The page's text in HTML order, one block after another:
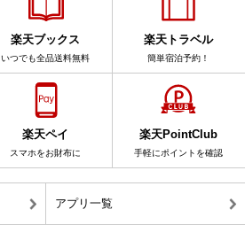
楽天ブックス
いつでも全品送料無料
楽天トラベル
簡単宿泊予約！
楽天ペイ
スマホをお財布に
楽天PointClub
手軽にポイントを確認
アプリ一覧